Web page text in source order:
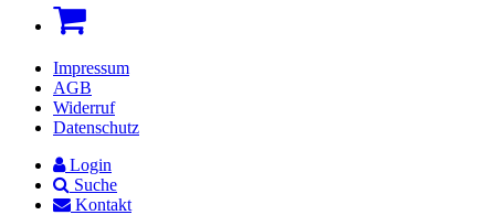
Impressum
AGB
Widerruf
Datenschutz
Login
Suche
Kontakt